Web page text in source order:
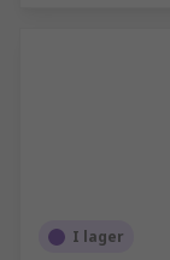
I lager